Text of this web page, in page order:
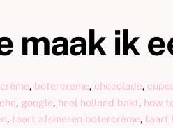
maak ik
, botercreme, chocolade,
, google, heel holland bakt, how
, taart afsmeren botercrème, taart